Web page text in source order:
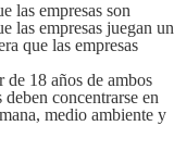
las empresas son
las empresas juegan un
que las empresas
de 18 años de ambos
concentrarse en
medio ambiente y